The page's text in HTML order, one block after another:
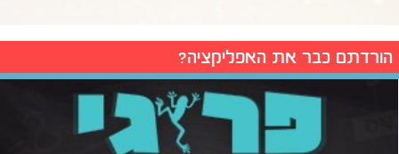
הורדתם כבר את האפליקציה?